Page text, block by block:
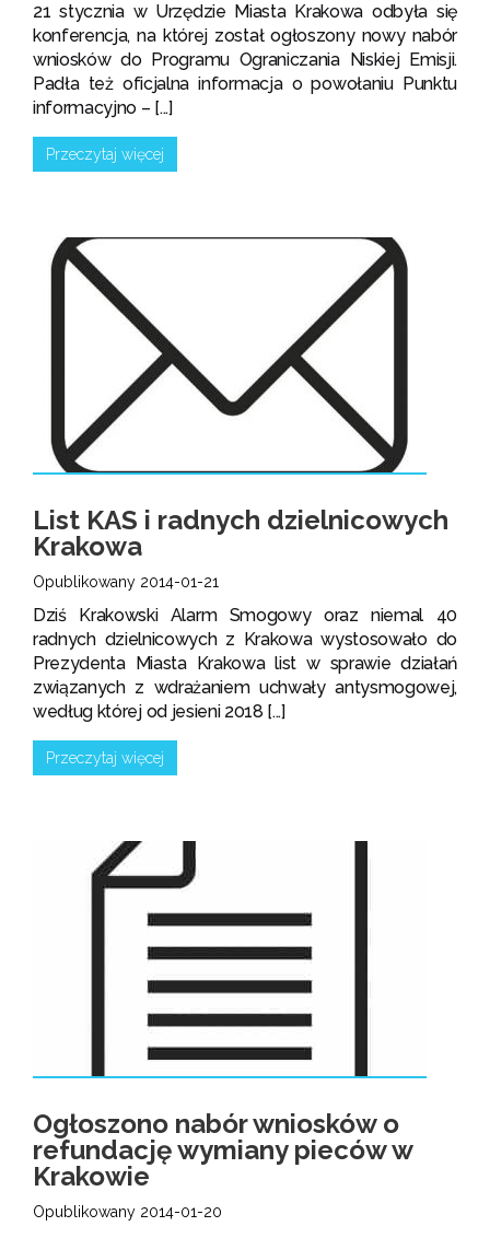
21 stycznia w Urzędzie Miasta Krakowa odbyła się
konferencja, na której został ogłoszony nowy nabór
wniosków do Programu Ograniczania Niskiej Emisji.
Padła też oficjalna informacja o powołaniu Punktu
informacyjno – [...]
Przeczytaj więcej
List KAS i radnych dzielnicowych
Krakowa
Opublikowany 2014-01-21
Dziś Krakowski Alarm Smogowy oraz niemal 40
radnych dzielnicowych z Krakowa wystosowało do
Prezydenta Miasta Krakowa list w sprawie działań
związanych z wdrażaniem uchwały antysmogowej,
według której od jesieni 2018 [...]
Przeczytaj więcej
Ogłoszono nabór wniosków o
refundację wymiany pieców w
Krakowie
Opublikowany 2014-01-20